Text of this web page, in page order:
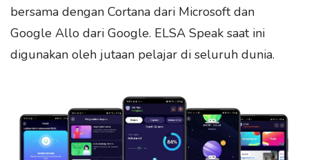
bersama dengan Cortana dari Microsoft dan
Google Allo dari Google. ELSA Speak saat ini
digunakan oleh jutaan pelajar di seluruh dunia.